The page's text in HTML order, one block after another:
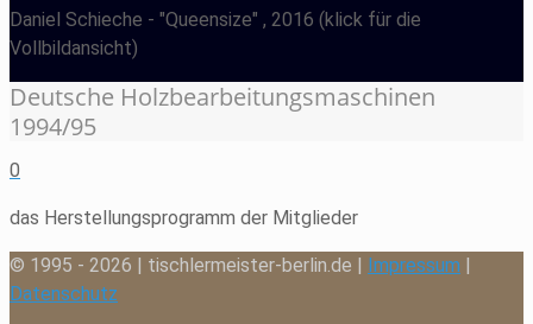
Daniel Schieche - "Queensize" , 2016 (klick für die
Vollbildansicht)
Deutsche Holzbearbeitungsmaschinen
1994/95
0
das Herstellungsprogramm der Mitglieder
© 1995 - 2026 | tischlermeister-berlin.de | Impressum
Datenschutz